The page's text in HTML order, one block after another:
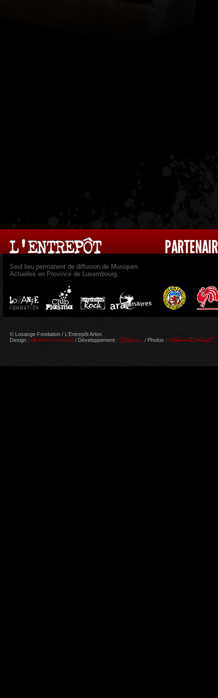
Seul lieu permanent de diffusion de Musiques
Actuelles en Province de Luxembourg.
© Losange Fondation / L'Entrepôt Arlon
Design :
/ Développement : / Photos :